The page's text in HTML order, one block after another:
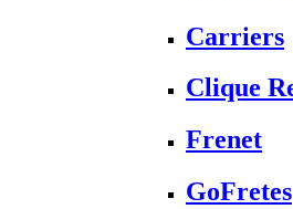
Carriers
Clique
Frenet
GoFretes